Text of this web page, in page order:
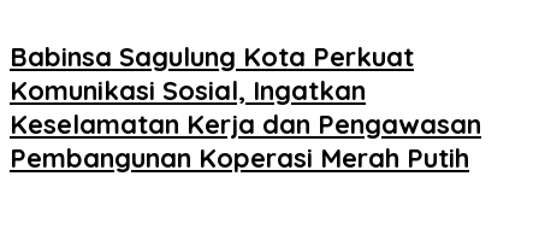
Babinsa Sagulung Kota Perkuat
Komunikasi Sosial, Ingatkan
Keselamatan Kerja dan Pengawasan
Pembangunan Koperasi Merah Putih